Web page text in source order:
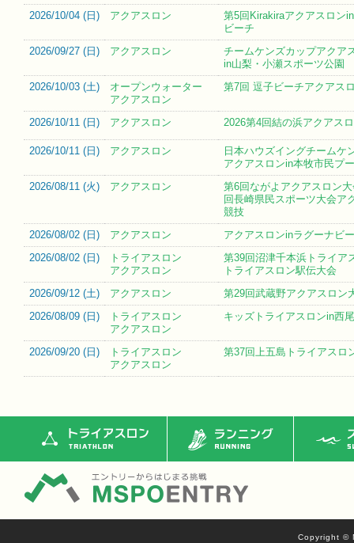
2026/10/04 (日 ) アクアスロン
第5回Kirakiraアクアスロン
ビーチ
2026/09/27 (日 ) アクアスロン
チームケンズカップアクア
in山梨・小瀬スポーツ公園
2026/10/03 (土)
オープンウォーター
アクアスロン
第7回 逗子ビーチアクアス
2026/10/11 (日 ) アクアスロン 2026第4回結の浜アクアス
2026/10/11 (日 ) アクアスロン
日本ハウズイングチームケ
アクアスロンin本牧市民プ
2026/08/11 (火) アクアスロン
第6回ながよアクアスロン
回長崎県民スポーツ大会ア
競技
2026/08/02 (日 ) アクアスロン
アクアスロンinラグーナビ
2026/08/02 (日 )
トライアスロン
アクアスロン
第39回沼津千本浜トライア
トライアスロン駅伝大会
2026/09/12 (土) アクアスロン
第29回武蔵野アクアスロン
2026/08/09 (日 )
トライアスロン
アクアスロン
キッズトライアスロンin西
2026/09/20 (日 )
トライアスロン
アクアスロン
第37回上五島トライアスロ
トライアスロン ランニング ス
Copyright ©